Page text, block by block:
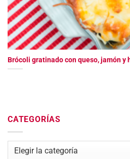
Brócoli gratinado con queso, jamón y
CATEGORÍAS
Categorías